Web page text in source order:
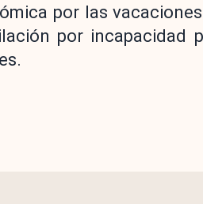
por las
por incapacidad